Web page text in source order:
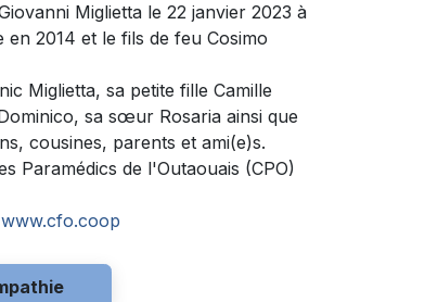
Miglietta le 22 janvier 2023 à
en 2014 et le fils de feu Cosimo
Miglietta, sa petite fille Camille
sa sœur Rosaria ainsi que
cousines, parents et ami(e)s.
Paramédics de l'Outaouais (CPO)
www.cfo.coop